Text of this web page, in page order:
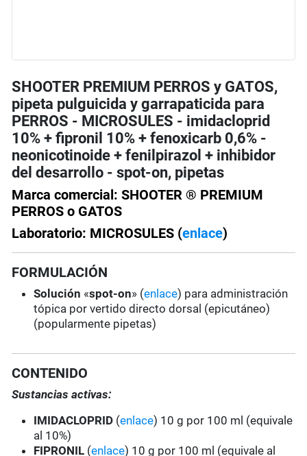
SHOOTER PREMIUM PERROS y GATOS,
pipeta pulguicida y garrapaticida para
PERROS - MICROSULES - imidacloprid
10% + fipronil 10% + fenoxicarb 0,6% -
neonicotinoide + fenilpirazol + inhibidor
del desarrollo - spot-on, pipetas
Marca comercial: SHOOTER ® PREMIUM
PERROS o GATOS
Laboratorio: MICROSULES (enlace)
FORMULACIÓN
Solución «spot-on» (enlace) para administración
tópica por vertido directo dorsal (epicutáneo)
(popularmente pipetas)
CONTENIDO
Sustancias activas:
IMIDACLOPRID (enlace) 10 g por 100 ml (equivale
al 10%)
FIPRONIL (enlace) 10 g por 100 ml (equivale al